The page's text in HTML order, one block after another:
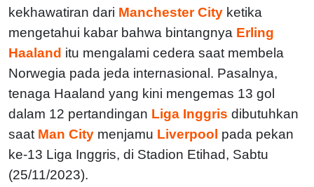
kekhawatiran dari Manchester City ketika
mengetahui kabar bahwa bintangnya Erling
Haaland itu mengalami cedera saat membela
Norwegia pada jeda internasional. Pasalnya,
tenaga Haaland yang kini mengemas 13 gol
dalam 12 pertandingan Liga Inggris dibutuhkan
saat Man City menjamu Liverpool pada pekan
ke-13 Liga Inggris, di Stadion Etihad, Sabtu
(25/11/2023).